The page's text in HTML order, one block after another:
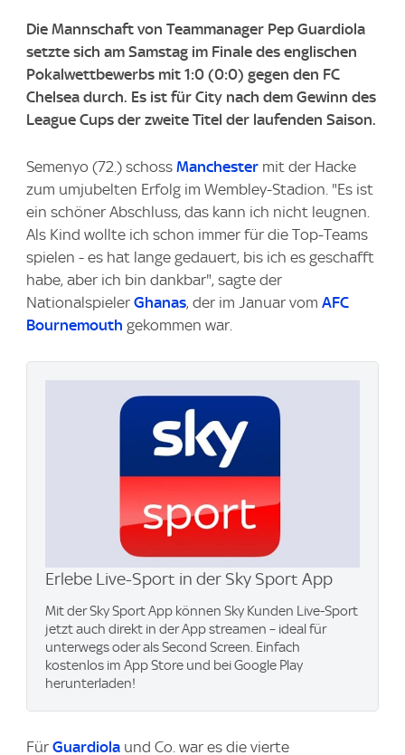
Die Mannschaft von Teammanager Pep Guardiola
setzte sich am Samstag im Finale des englischen
Pokalwettbewerbs mit 1:0 (0:0) gegen den FC
Chelsea durch. Es ist für City nach dem Gewinn des
League Cups der zweite Titel der laufenden Saison.
Semenyo (72.) schoss Manchester mit der Hacke
zum umjubelten Erfolg im Wembley-Stadion. "Es ist
ein schöner Abschluss, das kann ich nicht leugnen.
Als Kind wollte ich schon immer für die Top-Teams
spielen - es hat lange gedauert, bis ich es geschafft
habe, aber ich bin dankbar", sagte der
Nationalspieler Ghanas, der im Januar vom AFC
Bournemouth gekommen war.
Erlebe Live-Sport in der Sky Sport App
Mit der Sky Sport App können Sky Kunden Live-Sport
jetzt auch direkt in der App streamen – ideal für
unterwegs oder als Second Screen. Einfach
kostenlos im App Store und bei Google Play
herunterladen!
Für Guardiola und Co. war es die vierte